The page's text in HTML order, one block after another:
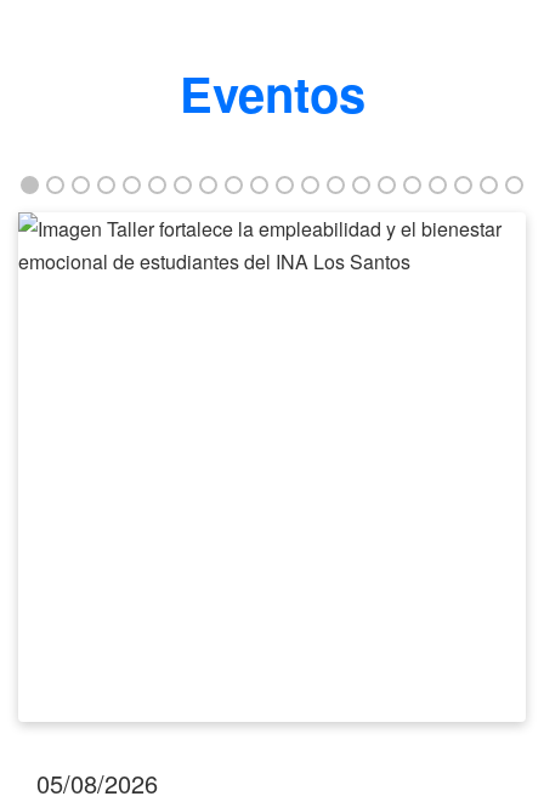
Eventos
Taller
fortalece
05/08/2026